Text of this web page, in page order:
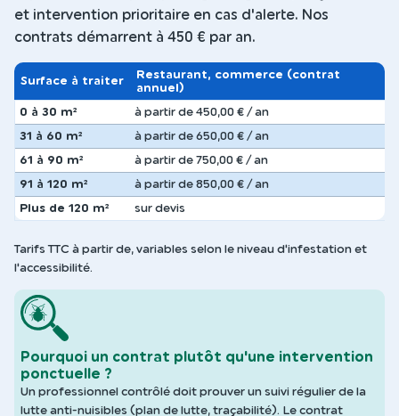
et intervention prioritaire en cas d'alerte. Nos
contrats démarrent à 450 € par an.
Surface à traiter
Restaurant, commerce (contrat
annuel)
0 à 30 m² à partir de 450,00 € / an
31 à 60 m² à partir de 650,00 € / an
61 à 90 m² à partir de 750,00 € / an
91 à 120 m² à partir de 850,00 € / an
Plus de 120 m² sur devis
Tarifs TTC à partir de, variables selon le niveau d'infestation et
l'accessibilité.
Pourquoi un contrat plutôt qu'une intervention
ponctuelle ?
Un professionnel contrôlé doit prouver un suivi régulier de la
lutte anti-nuisibles (plan de lutte, traçabilité). Le contrat